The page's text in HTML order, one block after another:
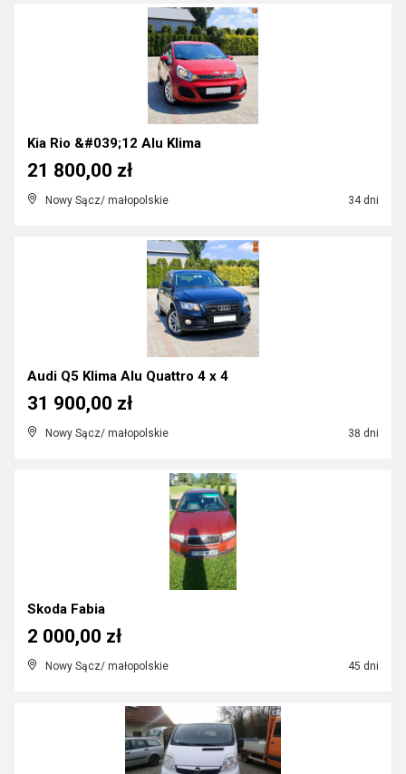
Kia Rio &#039;12 Alu Klima
Nowy Sącz/ małopolskie 34 dni
21 800,00 zł
Audi Q5 Klima Alu Quattro 4 x 4
Nowy Sącz/ małopolskie 38 dni
31 900,00 zł
Skoda Fabia
Nowy Sącz/ małopolskie 45 dni
2 000,00 zł